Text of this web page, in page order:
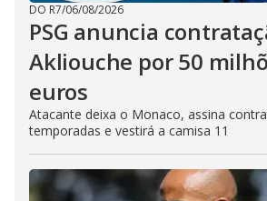
DO R7/06/08/2026
PSG anuncia
Akliouche por 50
euros
Atacante deixa o Monaco, assina
temporadas e vestirá a camisa 11